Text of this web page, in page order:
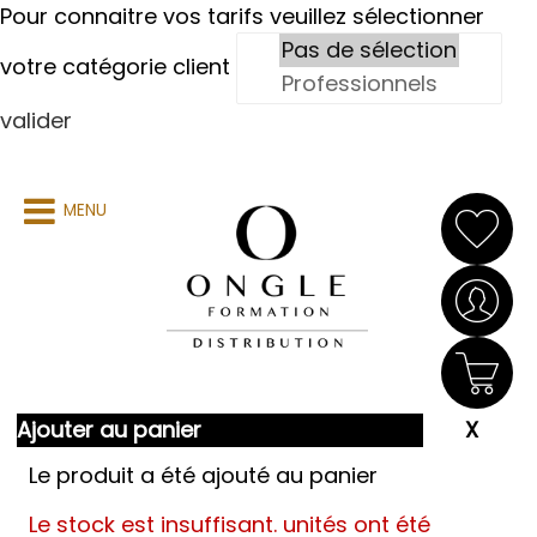
Pour connaitre vos tarifs veuillez sélectionner
votre catégorie client
valider
MENU
Ajouter au panier
Le produit a été ajouté au panier
Le stock est insuffisant. unités ont été